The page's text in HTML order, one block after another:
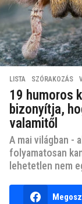
LISTA ,SZÓRAKOZÁS ,
19 humoros
bizonyítja,
valamitől
A mai világban -
folyamatosan
lehetetlen nem